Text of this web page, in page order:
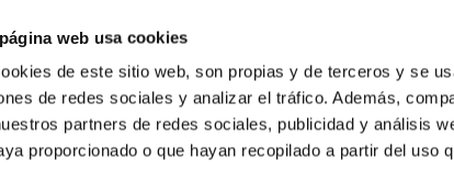
web usa cookies
de este sitio web, son propias y de terceros y se
de redes sociales y analizar el tráfico. Además,
partners de redes sociales, publicidad y análisis
proporcionado o que hayan recopilado a partir del uso